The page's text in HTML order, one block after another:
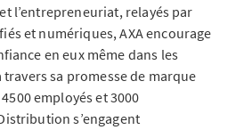
l’entrepreneuriat, relayés par
et numériques, AXA encourage
en eux même dans les
sa promesse de marque
employés et 3000
s’engagent